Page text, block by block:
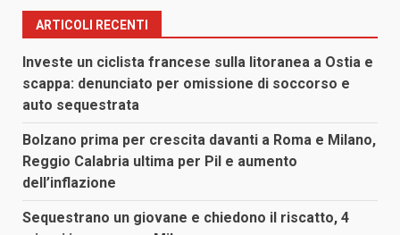
ARTICOLI RECENTI
Investe un ciclista francese sulla litoranea a Ostia e
scappa: denunciato per omissione di soccorso e
auto sequestrata
Bolzano prima per crescita davanti a Roma e Milano,
Reggio Calabria ultima per Pil e aumento
dell’inflazione
Sequestrano un giovane e chiedono il riscatto, 4